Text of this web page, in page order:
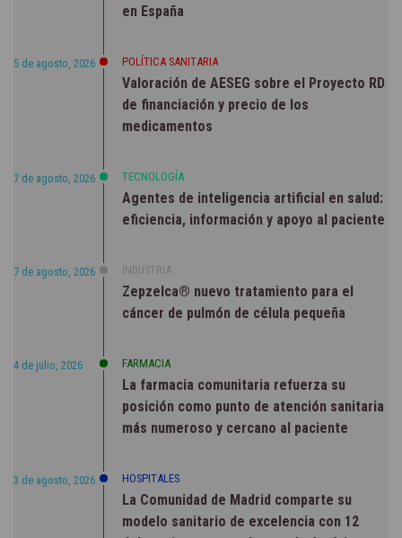
en España
5 de agosto, 2026 POLÍTICA SANITARIA
Valoración de AESEG sobre el Proyecto RD
de financiación y precio de los
medicamentos
7 de agosto, 2026 TECNOLOGÍA
Agentes de inteligencia artificial en salud:
eficiencia, información y apoyo al paciente
7 de agosto, 2026 INDUSTRIA
Zepzelca® nuevo tratamiento para el
cáncer de pulmón de célula pequeña
4 de julio, 2026 FARMACIA
La farmacia comunitaria refuerza su
posición como punto de atención sanitaria
más numeroso y cercano al paciente
3 de agosto, 2026 HOSPITALES
La Comunidad de Madrid comparte su
modelo sanitario de excelencia con 12